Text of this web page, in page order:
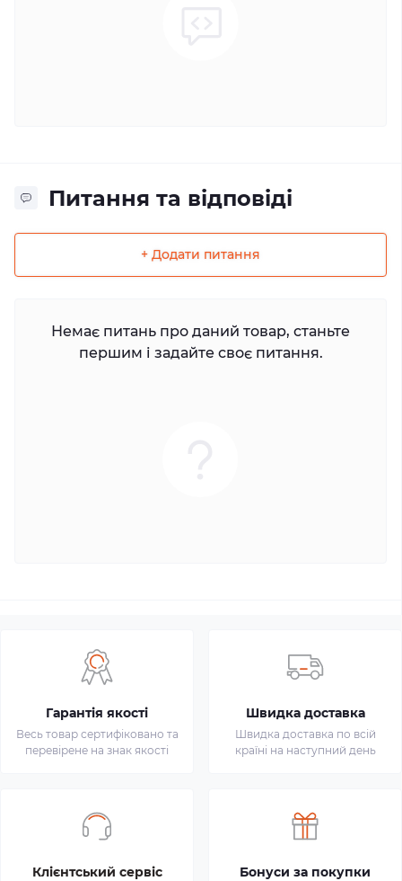
Питання та відповіді
+ Додати питання
Немає питань про даний товар, станьте
першим і задайте своє питання.
Гарантія якості
Весь товар сертифіковано та
перевірене на знак якості
Швидка доставка
Швидка доставка по всій
країні на наступний день
Клієнтський сервіс Бонуси за покупки